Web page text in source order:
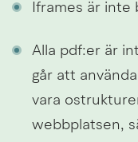
Iframes är inte
Alla pdf:er är
går att
vara
webbplatsen,